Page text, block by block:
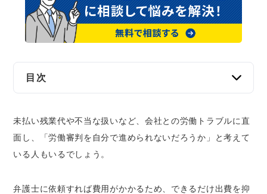
IT・ネット
企業法務
目次
問題ない？
自分だけでは労働審判の手続きができないと
いうルールはない
労働者が弁護士なしで労働審判を申し立てる
未払い残業代や不当な扱いなど、会社との労働トラブルに直
面し、「労働審判を自分で進められないだろうか」と考えて
いる人もいるでしょう。
弁護士に依頼すれば費用がかかるため、できるだけ出費を抑